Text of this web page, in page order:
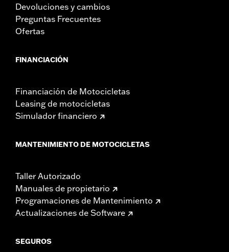
Devoluciones y cambios
Preguntas Frecuentes
Ofertas
FINANCIACIÓN
Financiación de Motocicletas
Leasing de motocicletas
Simulador financiero
MANTENIMIENTO DE MOTOCICLETAS
Taller Autorizado
Manuales de propietario
Programaciones de Mantenimiento
Actualizaciones de Software
SEGUROS